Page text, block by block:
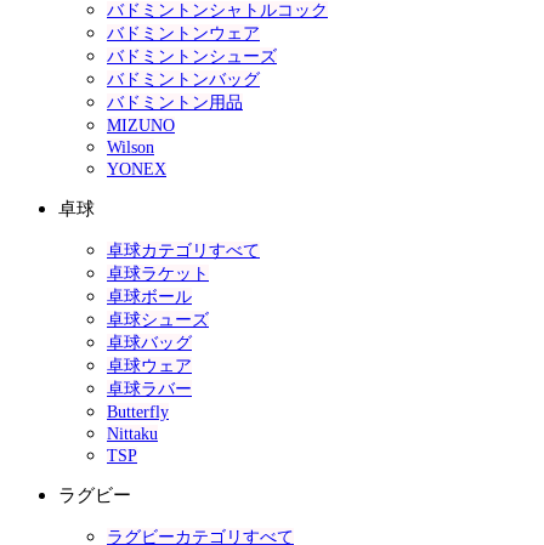
バドミントンシャトルコック
バドミントンウェア
バドミントンシューズ
バドミントンバッグ
バドミントン用品
MIZUNO
Wilson
YONEX
卓球
卓球カテゴリすべて
卓球ラケット
卓球ボール
卓球シューズ
卓球バッグ
卓球ウェア
卓球ラバー
Butterfly
Nittaku
TSP
ラグビー
ラグビーカテゴリすべて